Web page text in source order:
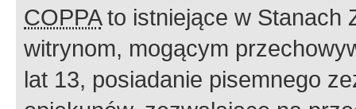
COPPAto istniejące w Stanach
witrynom, mogącym
lat 13, posiadanie pisemnego